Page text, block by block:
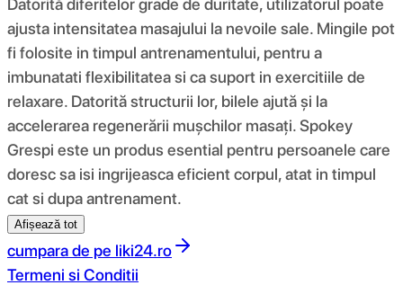
Datorită diferitelor grade de duritate, utilizatorul poate
ajusta intensitatea masajului la nevoile sale. Mingile pot
fi folosite in timpul antrenamentului, pentru a
imbunatati flexibilitatea si ca suport in exercitiile de
relaxare. Datorită structurii lor, bilele ajută și la
accelerarea regenerării mușchilor masați. Spokey
Grespi este un produs esential pentru persoanele care
doresc sa isi ingrijeasca eficient corpul, atat in timpul
cat si dupa antrenament.
Afișează tot
cumpara de pe liki24.ro
Termeni si Conditii